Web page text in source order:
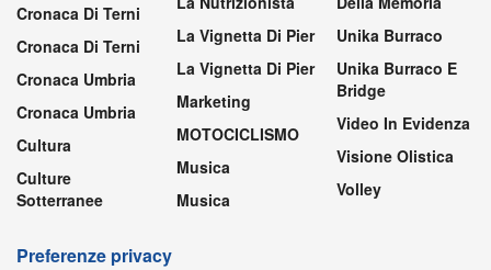
Cronaca Di Terni
Cronaca Di Terni
Cronaca Umbria
Cronaca Umbria
Cultura
Culture
Sotterranee
La Vignetta Di Pier
La Vignetta Di Pier
Marketing
MOTOCICLISMO
Musica
Musica
Unika Burraco
Unika Burraco E
Bridge
Video In Evidenza
Visione Olistica
Volley
Preferenze privacy